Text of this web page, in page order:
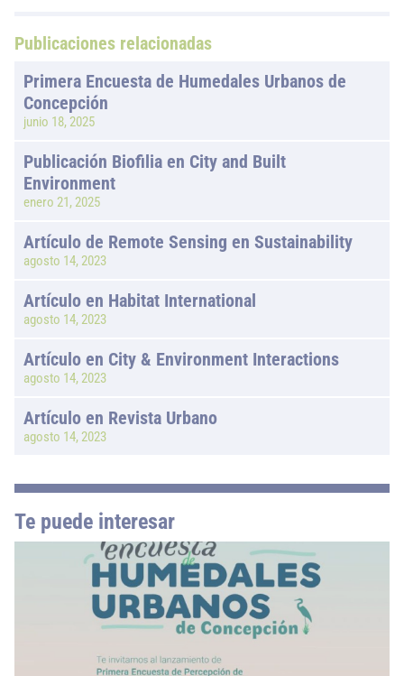
Publicaciones relacionadas
Primera Encuesta de Humedales Urbanos de
Concepción
junio 18, 2025
Publicación Biofilia en City and Built
Environment
enero 21, 2025
Artículo de Remote Sensing en Sustainability
agosto 14, 2023
Artículo en Habitat International
agosto 14, 2023
Artículo en City & Environment Interactions
agosto 14, 2023
Artículo en Revista Urbano
agosto 14, 2023
Te puede interesar